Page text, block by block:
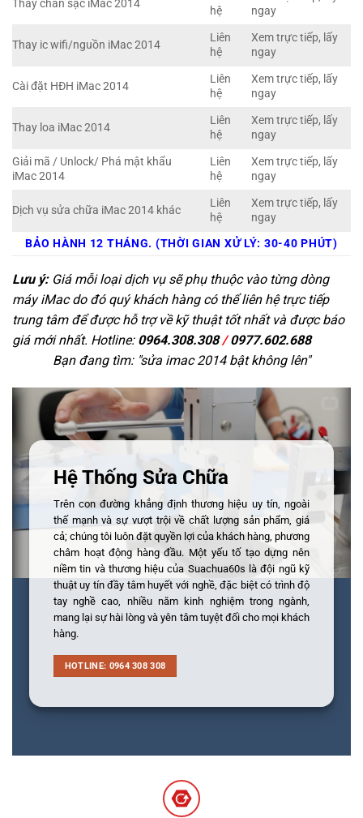
Thay chân sạc iMac 2014
hệ
ngay
Thay ic wifi/nguồn iMac 2014
Liên
hệ
Xem trực tiếp, lấy
ngay
Cài đặt HĐH iMac 2014
Liên
hệ
Xem trực tiếp, lấy
ngay
Thay loa iMac 2014
Liên
hệ
Xem trực tiếp, lấy
ngay
Giải mã / Unlock/ Phá mật khẩu
iMac 2014
Liên
hệ
Xem trực tiếp, lấy
ngay
Dịch vụ sửa chữa iMac 2014 khác
Liên
hệ
Xem trực tiếp, lấy
ngay
BẢO HÀNH 12 THÁNG. (THỜI GIAN XỬ LÝ: 30-40 PHÚT)
Lưu ý:Giá mỗi loại dịch vụ sẽ phụ thuộc vào từng dòng
máy iMac do đó quý khách hàng có thể liên hệ trực tiếp
trung tâm để được hỗ trợ về kỹ thuật tốt nhất và được báo
giá mới nhất. Hotline: 0964.308.308/0977.602.688
Bạn đang tìm: "sửa imac 2014 bật không lên"
Hệ Thống Sửa Chữa
Trên con đường khẳng định thương hiệu uy tín, ngoài
thế mạnh và sự vượt trội về chất lượng sản phẩm, giá
cả; chúng tôi luôn đặt quyền lợi của khách hàng, phương
châm hoạt động hàng đầu. Một yếu tố tạo dựng nên
niềm tin và thương hiệu của Suachua60s là đội ngũ kỹ
thuật uy tín đầy tâm huyết với nghề, đặc biệt có trình độ
tay nghề cao, nhiều năm kinh nghiệm trong ngành,
mang lại sự hài lòng và yên tâm tuyệt đối cho mọi khách
hàng.
HOTLINE: 0964 308 308